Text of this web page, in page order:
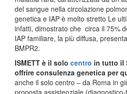
del sangue nella circolazione
genetica e IAP è molto stretto Le
infatti, dimostrato che circa il 75%
IAP familiare, la più diffusa,
BMPR2.
ISMETT è il solo centro in tutto il
offrire consulenza genetica per
anche il solo centro – da Roma in
proposta assistenziale